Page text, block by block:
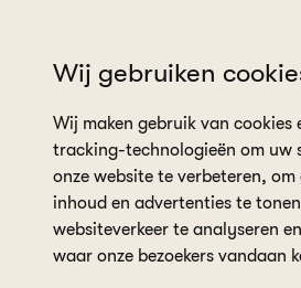
Wij gebruiken
Wij maken gebruik van cookies
tracking-technologieën om uw
onze website te verbeteren, om
inhoud en advertenties te
websiteverkeer te analyseren
waar onze bezoekers vandaan
collectie